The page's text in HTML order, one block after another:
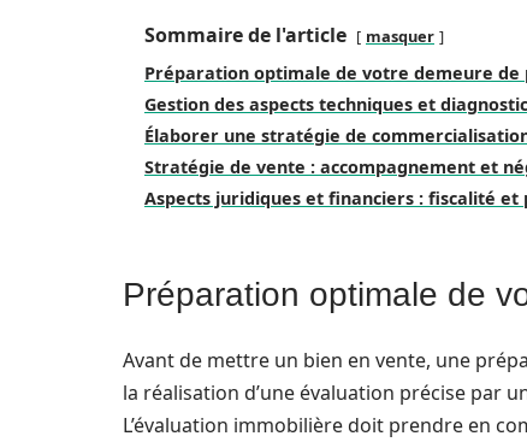
Sommaire de l'article masquer
Préparation optimale de votre demeure de
Gestion des aspects techniques et
Élaborer une stratégie de
Stratégie de vente : accompagnement et
Aspects juridiques et financiers : fiscalité et
Préparation optimale de
Avant de mettre un bien en vente, une
la réalisation d’une évaluation précise par
L’évaluation immobilière doit prendre en